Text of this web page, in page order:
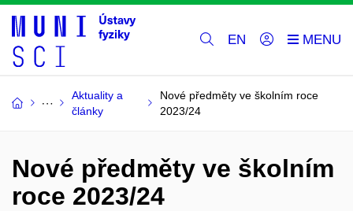
EN
Aktuality a
články
Nové předměty ve školním roce
2023/24
Nové předměty ve školním
roce 2023/24